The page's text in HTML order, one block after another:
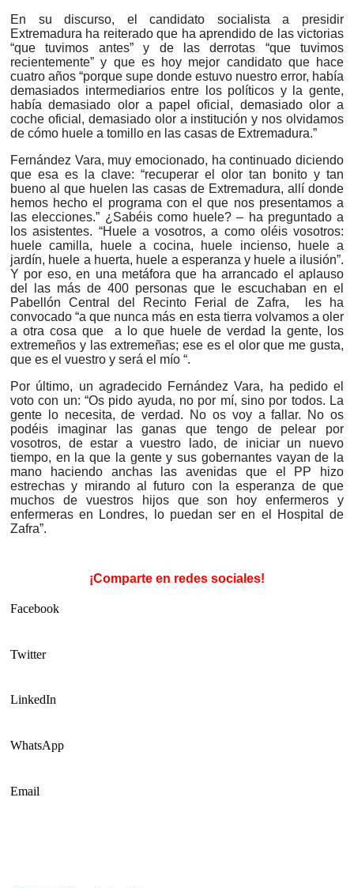
En su discurso, el candidato socialista a presidir
Extremadura ha reiterado que ha aprendido de las victorias
“que tuvimos antes” y de las derrotas “que tuvimos
recientemente” y que es hoy mejor candidato que hace
cuatro años “porque supe donde estuvo nuestro error, había
demasiados intermediarios entre los políticos y la gente,
había demasiado olor a papel oficial, demasiado olor a
coche oficial, demasiado olor a institución y nos olvidamos
de cómo huele a tomillo en las casas de Extremadura.”
Fernández Vara, muy emocionado, ha continuado diciendo
que esa es la clave: “recuperar el olor tan bonito y tan
bueno al que huelen las casas de Extremadura, allí donde
hemos hecho el programa con el que nos presentamos a
las elecciones.” ¿Sabéis como huele? – ha preguntado a
los asistentes. “Huele a vosotros, a como oléis vosotros:
huele camilla, huele a cocina, huele incienso, huele a
jardín, huele a huerta, huele a esperanza y huele a ilusión”.
Y por eso, en una metáfora que ha arrancado el aplauso
del las más de 400 personas que le escuchaban en el
Pabellón Central del Recinto Ferial de Zafra, les ha
convocado “a que nunca más en esta tierra volvamos a oler
a otra cosa que a lo que huele de verdad la gente, los
extremeños y las extremeñas; ese es el olor que me gusta,
que es el vuestro y será el mío “.
Por último, un agradecido Fernández Vara, ha pedido el
voto con un: “Os pido ayuda, no por mí, sino por todos. La
gente lo necesita, de verdad. No os voy a fallar. No os
podéis imaginar las ganas que tengo de pelear por
vosotros, de estar a vuestro lado, de iniciar un nuevo
tiempo, en la que la gente y sus gobernantes vayan de la
mano haciendo anchas las avenidas que el PP hizo
estrechas y mirando al futuro con la esperanza de que
muchos de vuestros hijos que son hoy enfermeros y
enfermeras en Londres, lo puedan ser en el Hospital de
Zafra”.
¡Comparte en redes sociales!
Facebook
Twitter
LinkedIn
WhatsApp
Email